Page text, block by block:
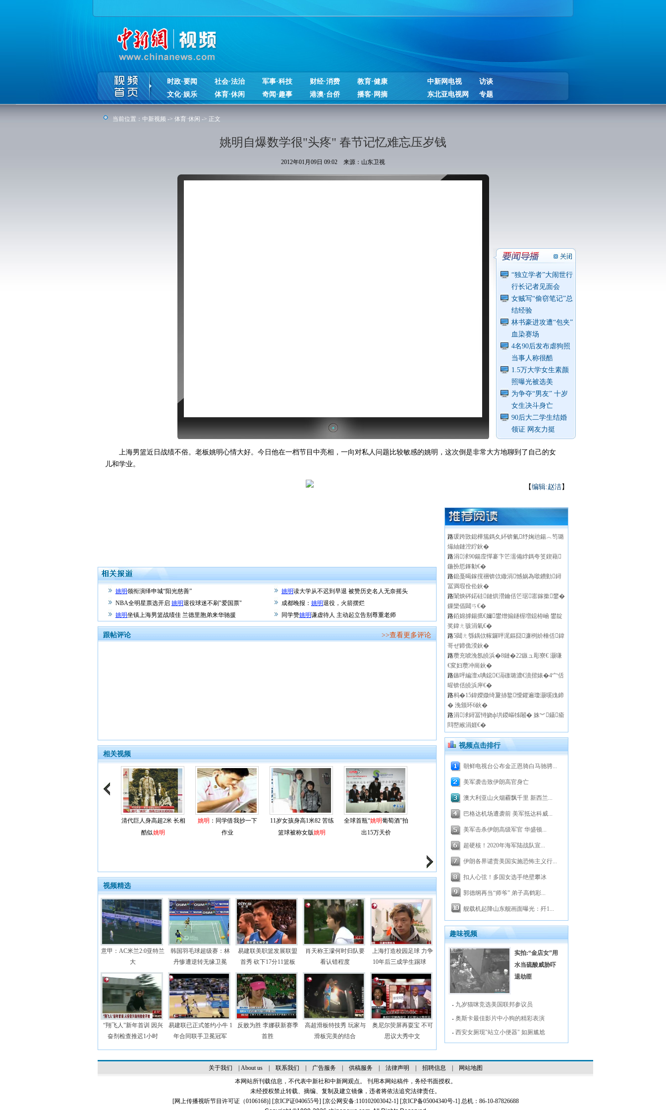
时政·要闻 社会·法治 军事·科技 财经·消费
教育·健康
文化·娱乐
体育·休闲 奇闻·趣事 港澳·台侨 播客·网摘
中新网电视
访谈
东北亚电视网
专题
当前位置： 中新视频 -> 体育·休闲 -> 正文
姚明自爆数学很"头疼" 春节记忆难忘压岁钱
2012年01月09日 09:02 来源：山东卫视
“独立学者”大闹世行
行长记者见面会
女贼写“偷窃笔记”总
结经验
林书豪进攻遭“包夹”
血染赛场
4名90后发布虐狗照
当事人称很酷
1.5万大学女生素颜
照曝光被选美
为争夺“男友” 十岁
女生决斗身亡
90后大二学生结婚
领证 网友力挺
上海男篮近日战绩不俗。老板姚明心情大好。今日他在一档节目中亮相，一向对私人问题比较敏感的姚明，这次倒是非常大方地聊到了自己的女
儿和学业。
【编辑:赵洁】
姚明领衔演绎申城“阳光慈善” 姚明读大学从不迟到早退 被赞历史名人无奈摇头
NBA全明星票选开启 姚明退役球迷不刷"爱国票" 成都晚报： 姚明退役，火箭摆烂
姚明坐镇上海男篮战绩佳 兰德里胞弟来华驰援 同学赞姚明谦虚待人 主动起立告别尊重老师
跟帖评论 >>查看更多评论
相关视频
清代巨人身高超2米 长相
酷似姚明
姚明 ：同学借我抄一下
作业
11岁女孩身高1米82 苦练
篮球被称女版姚明
全球首瓶“姚明葡萄酒”拍
出15万天价
视频精选
意甲：AC米兰2:0亚特兰
大
韩国羽毛球超级赛：林
丹惨遭逆转无缘卫冕
易建联美职篮发展联盟
首秀 砍下17分11篮板
肖天称王濛何时归队要
看认错程度
上海打造校园足球 力争
10年后三成学生踢球
“翔飞人”新年首训 因兴
奋剂检查推迟1小时
易建联已正式签约小牛 1
年合同联手卫冕冠军
反败为胜 李娜获新赛季
首胜
高超滑板特技秀 玩家与
滑板完美的结合
奥尼尔荧屏再耍宝 不可
思议大秀中文
路瑗跨敳鎴樺箷鎷夊紑锛氭纾婅兘鍚︿笉璐
熶紬鏈涳紵鈥�
路涓浗90鍚庢憚褰卞笀濡備綍鎷夸笅鍥藉
鍦扮悊鎽勨€�
路鎴戞暍鎵撹祵锛佽繖涓憾娲為噷鐨勭鐞
冨満瑕佺伀鈥�
路闈炴硶鍩硅鏈烘瀯鑰佸笀琚寚鎵撳鐢�
鏁欒偛閮ㄢ€�
路銆婂摢鍚掋€嬭鐢熷搧鐩楃増鐚栫崡 鐢靛
奖鍏ㄤ骇涓氣€�
路5閮ㄤ綔鍝佽幏鑼呯浘鏂囧濂栵紒棰佸鍏
哥ぜ鍗佹湀鈥�
路瓒充唬浼氬皢浜�8鏈�22鏃ュ彫寮€ 灏嗛
€変妇瓒冲崗鈥�
路鏃呯編澶х唺鐚€滆礉璐濃€濆揩婊�4宀佸
暒锛佸皢浜庘€�
路杩�15鍏嬫媺绮夐捇鐜懓鑺遍瓊灏嗘媿鍗
� 浼颁环6鈥�
路涓浗鐞冨憳娆ф垬鍐嶇牬闂� 姝︾鑷瘉
閰嶅緱涓娾€�
视频点击排行
朝鲜电视台公布金正恩骑白马驰骋...
美军袭击致伊朗高官身亡
澳大利亚山火烟霾飘千里 新西兰...
巴格达机场遭袭前 美军抵达科威...
美军击杀伊朗高级军官 华盛顿...
超硬核！2020年海军陆战队宣...
伊朗各界谴责美国实施恐怖主义行...
扣人心弦！多国女选手绝壁攀冰
郭德纲再当“师爷” 弟子高鹤彩...
舰载机起降山东舰画面曝光：歼1...
趣味视频
实拍:“金店女”用
水当硫酸威胁吓
退劫匪
九岁猫咪竞选美国联邦参议员
奥斯卡最佳影片中小狗的精彩表演
西安女厕现"站立小便器" 如厕尴尬
关于我们 About us| 联系我们 广告服务| 供稿服务| 法律声明 招聘信息
网站地图
本网站所刊载信息，不代表中新社和中新网观点。 刊用本网站稿件，务经书面授权。
未经授权禁止转载、摘编、复制及建立镜像，违者将依法追究法律责任。
[网上传播视听节目许可证（0106168)] [京ICP证040655号] [京公网安备:110102003042-1] [京ICP备05004340号-1] 总机：86-10-87826688